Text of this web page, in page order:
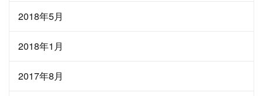
2018年5月
2018年1月
2017年8月